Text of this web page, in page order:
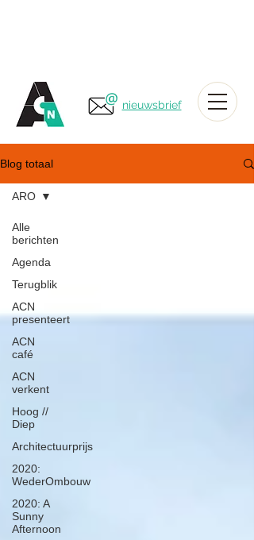
nieuwsbrief
Blog totaal
Alle
berichten
Agenda
Terugblik
ACN
presenteert
ACN
café
ACN
verkent
Hoog //
Diep
Architectuurprijs
2020:
WederOmbouw
2020: A
Sunny
Afternoon
ARO